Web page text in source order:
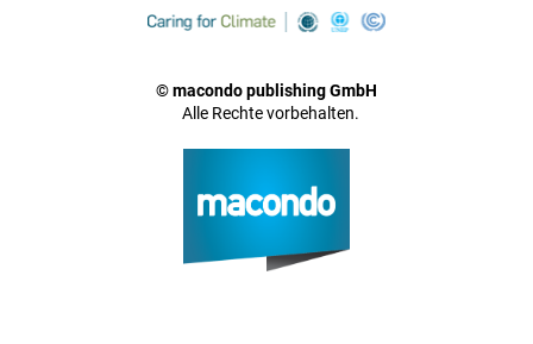
© macondo publishing GmbH
Alle Rechte vorbehalten.